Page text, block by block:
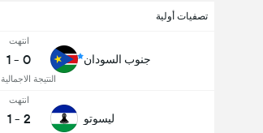
تصفيات أولية
جنوب السودان
انتهت
0
-
1
النتيجة الاجمالية 4 - 1
ليسوتو
انتهت
2
-
1